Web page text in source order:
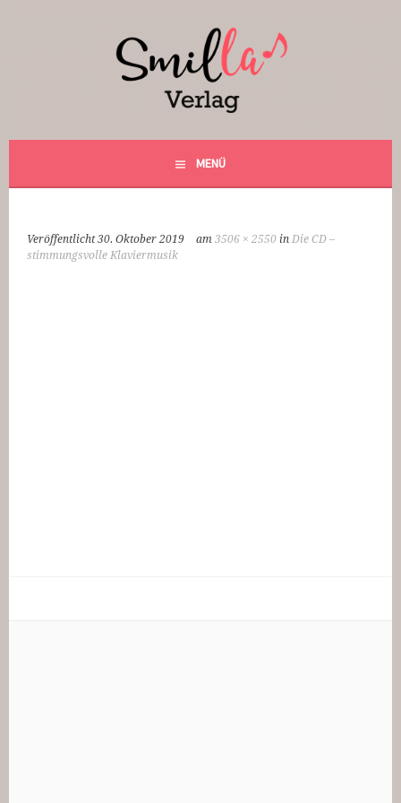
Smilla Verlag
24 Weihnachtsfantasien
MENÜ
Veröffentlicht30. Oktober 2019 am3506 × 2550 inDie CD –
stimmungsvolle Klaviermusik